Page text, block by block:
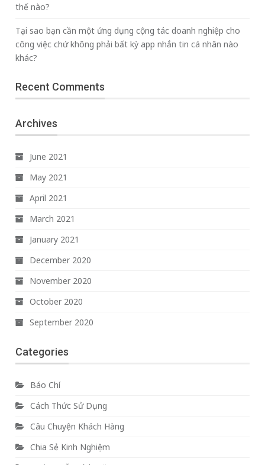
thế nào?
Tại sao bạn cần một ứng dụng cộng tác doanh nghiệp cho
công việc chứ không phải bất kỳ app nhắn tin cá nhân nào
khác?
Recent Comments
Archives
June 2021
May 2021
April 2021
March 2021
January 2021
December 2020
November 2020
October 2020
September 2020
Categories
Báo Chí
Cách Thức Sử Dụng
Câu Chuyện Khách Hàng
Chia Sẻ Kinh Nghiệm